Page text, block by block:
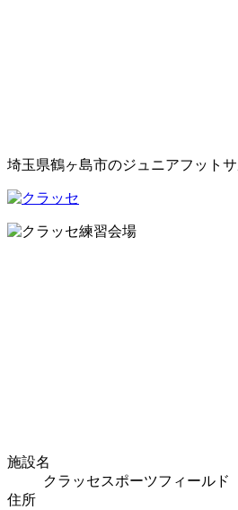
埼玉県鶴ヶ島市のジュニアフット
施設名
クラッセスポーツフィールド
住所